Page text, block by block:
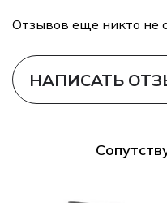
Отзывов еще никто не
НАПИСАТЬ